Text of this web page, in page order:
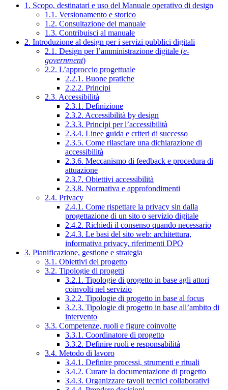
1. Scopo, destinatari e uso del Manuale operativo di design
1.1. Versionamento e storico
1.2. Consultazione del manuale
1.3. Contribuisci al manuale
2. Introduzione al design per i servizi pubblici digitali
2.1. Design per l’amministrazione digitale (e-
government)
2.2. L’approccio progettuale
2.2.1. Buone pratiche
2.2.2. Principi
2.3. Accessibilità
2.3.1. Definizione
2.3.2. Accessibilità by design
2.3.3. Principi per l’accessibilità
2.3.4. Linee guida e criteri di successo
2.3.5. Come rilasciare una dichiarazione di
accessibilità
2.3.6. Meccanismo di feedback e procedura di
attuazione
2.3.7. Obiettivi accessibilità
2.3.8. Normativa e approfondimenti
2.4. Privacy
2.4.1. Come rispettare la privacy sin dalla
progettazione di un sito o servizio digitale
2.4.2. Richiedi il consenso quando necessario
2.4.3. Le basi del sito web: architettura,
informativa privacy, riferimenti DPO
3. Pianificazione, gestione e strategia
3.1. Obiettivi del progetto
3.2. Tipologie di progetti
3.2.1. Tipologie di progetto in base agli attori
coinvolti nel servizio
3.2.2. Tipologie di progetto in base al focus
3.2.3. Tipologie di progetto in base all’ambito di
intervento
3.3. Competenze, ruoli e figure coinvolte
3.3.1. Coordinatore di progetto
3.3.2. Definire ruoli e responsabilità
3.4. Metodo di lavoro
3.4.1. Definire processi, strumenti e rituali
3.4.2. Curare la documentazione di progetto
3.4.3. Organizzare tavoli tecnici collaborativi